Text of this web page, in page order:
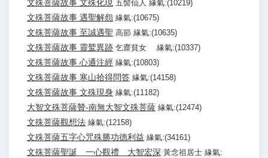
文殊菩薩故事 文殊化現 五髻仙人 緣氣:(10219)
文殊菩薩故事 遇聖解怨 緣氣:(10675)
文殊菩薩故事 至誠遇聖 高節 緣氣:(10635)
文殊菩薩故事 靈鹫異跡 乞齋貧女 緣氣:(10337)
文殊菩薩故事 心通注經 緣氣:(10803)
文殊菩薩故事 寒山拾得問答 緣氣:(14158)
文殊菩薩故事 文殊現身 緣氣:(11182)
大智文殊菩薩贊-南無大智文殊菩薩 緣氣:(12474)
文殊菩薩觀想法 緣氣:(12158)
文殊菩薩五字心咒殊勝功德利益 緣氣:(34161)
文殊菩薩聖誕 一心觀禮 大智宏深 黃念祖居士 緣氣: